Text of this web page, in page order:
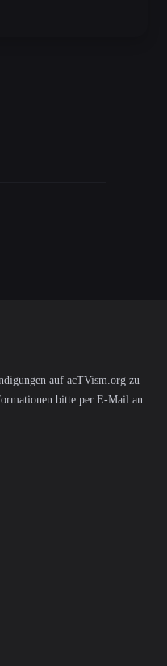
auf acTVism.org zu
bitte per E-Mail an